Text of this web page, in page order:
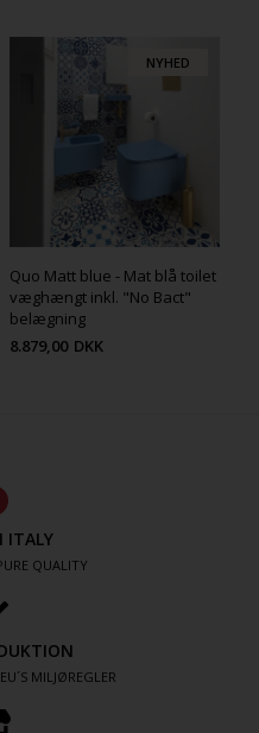
NYHED
Quo Matt blue - Mat blå toilet
væghængt inkl. "No Bact"
belægning
8.879,00 DKK
ITALY
QUALITY
MILJØREGLER